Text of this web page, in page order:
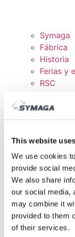
This website
We use cookies
provide social
We also share
our social media,
may combine it
provided to them
of their services.
Symaga
Fábrica
Historia
Ferias y
RSC